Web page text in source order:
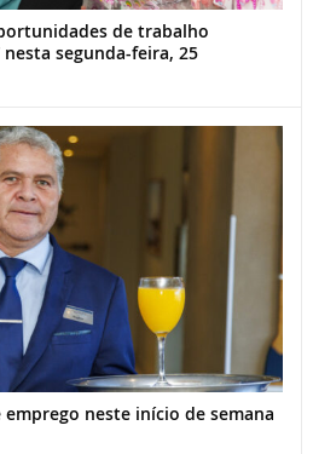
de trabalho
segunda-feira, 25
emprego neste início de semana